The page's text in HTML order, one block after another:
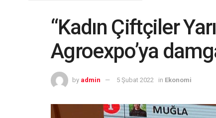
“Kadın Çiftçiler
Agroexpo’ya
by admin 5 Şubat 2022 in Ekonomi